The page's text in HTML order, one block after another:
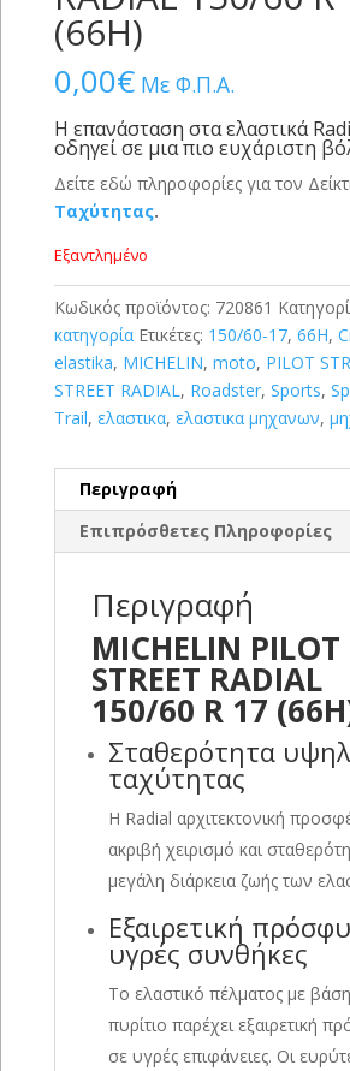
(66H)
0,00€ Με Φ.Π.Α.
Η επανάσταση στα ελαστικά
οδηγεί σε μια πιο ευχάριστη
Δείτε εδώ πληροφορίες για τον
Ταχύτητας.
Εξαντλημένο
Κωδικός προϊόντος: 720861
κατηγορία Ετικέτες: 150/60-17, 66H,
elastika, MICHELIN, moto, PILOT
STREET RADIAL, Roadster, Sports,
Trail, ελαστικα, ελαστικα μηχανων,
Περιγραφή
Επιπρόσθετες Πληροφορίες
Περιγραφή
MICHELIN PILOT
STREET RADIAL
150/60 R 17
Σταθερότητα
ταχύτητας
Η Radial αρχιτεκτονική
ακριβή χειρισμό και
μεγάλη διάρκεια ζωής των
Εξαιρετική
υγρές συνθήκες
Το ελαστικό πέλματος με
πυρίτιο παρέχει εξαιρετική
σε υγρές επιφάνειες. Οι